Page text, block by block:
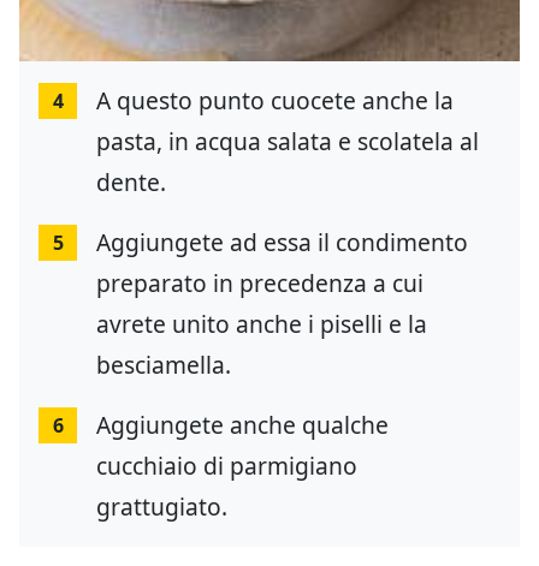
4
A questo punto cuocete anche la
pasta, in acqua salata e scolatela al
dente.
5
Aggiungete ad essa il condimento
preparato in precedenza a cui
avrete unito anche i piselli e la
besciamella.
6
Aggiungete anche qualche
cucchiaio di parmigiano
grattugiato.